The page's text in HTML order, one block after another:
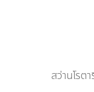
สว่านโรต